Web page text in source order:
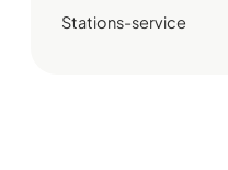
Stations-service